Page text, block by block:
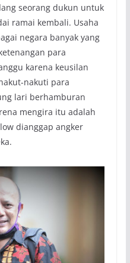
seorang dukun untuk
ramai kembali. Usaha
negara banyak yang
para
karena keusilan
nakuti para
lari berhamburan
mengira itu adalah
dianggap angker